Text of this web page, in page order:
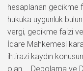
hesaplanan gecikme
hukuka uygunluk
vergi, gecikme faizi ve
İdare Mahkemesi
ihtirazi kaydın
olan … Depolama ve